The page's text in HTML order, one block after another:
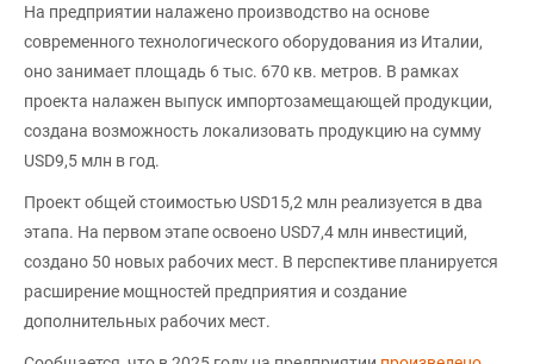
На предприятии налажено производство на основе
современного технологического оборудования из Италии,
оно занимает площадь 6 тыс. 670 кв. метров. В рамках
проекта налажен выпуск импортозамещающей продукции,
создана возможность локализовать продукцию на сумму
USD9,5 млн в год.
Проект общей стоимостью USD15,2 млн реализуется в два
этапа. На первом этапе освоено USD7,4 млн инвестиций,
создано 50 новых рабочих мест. В перспективе планируется
расширение мощностей предприятия и создание
дополнительных рабочих мест.